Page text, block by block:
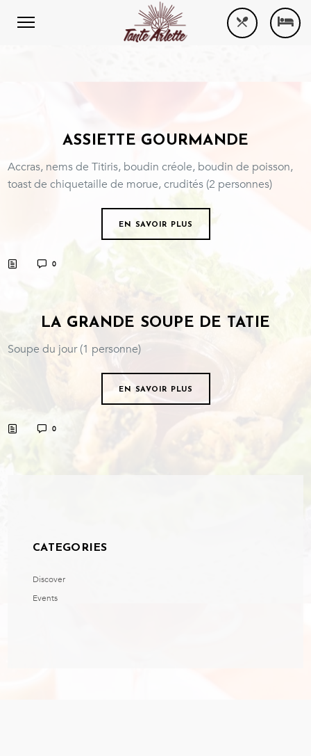
ASSIETTE GOURMANDE
Accras, nems de Titiris, boudin créole, boudin de poisson,
toast de chiquetaille de morue, crudités (2 personnes)
EN SAVOIR PLUS
0
LA GRANDE SOUPE DE TATIE
Soupe du jour (1 personne)
EN SAVOIR PLUS
0
CATEGORIES
Discover
Events